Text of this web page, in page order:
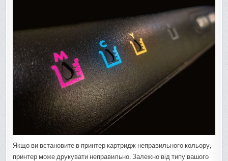
Якщо ви встановите в принтер картридж неправильного кольору,
принтер може друкувати неправильно. Залежно від типу вашого